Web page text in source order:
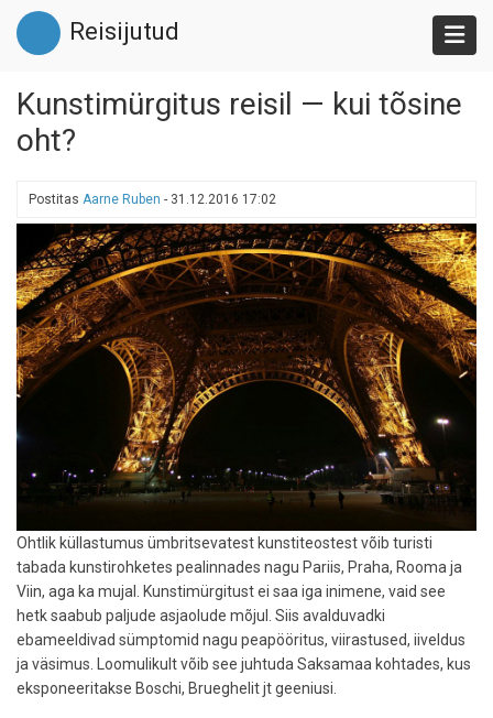
Liigu
edasi
põhisisu
Reisijutud
Kunstimürgitus reisil — kui tõsine
oht?
Postitas Aarne Ruben - 31.12.2016 17:02
Ohtlik küllastumus ümbritsevatest kunstiteostest võib turisti
tabada kunstirohketes pealinnades nagu Pariis, Praha, Rooma ja
Viin, aga ka mujal. Kunstimürgitust ei saa iga inimene, vaid see
hetk saabub paljude asjaolude mõjul. Siis avalduvadki
ebameeldivad sümptomid nagu peapööritus, viirastused, iiveldus
ja väsimus. Loomulikult võib see juhtuda Saksamaa kohtades, kus
eksponeeritakse Boschi, Brueghelit jt geeniusi.